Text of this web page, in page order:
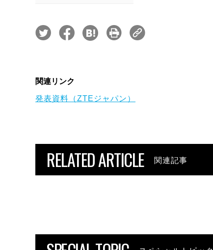
関連リンク
発表資料（ZTEジャパン）
RELATED ARTICLE 関連記事